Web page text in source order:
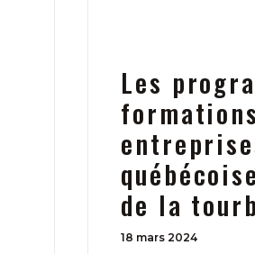
Les
de la
18 mars 2024